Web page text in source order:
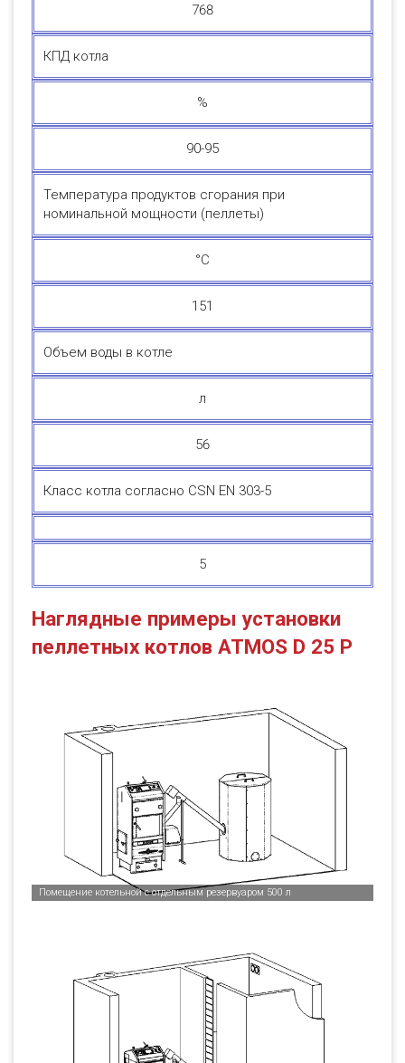
768
КПД котла
%
90-95
Температура продуктов сгорания при
номинальной мощности (пеллеты)
°C
151
Объем воды в котле
л
56
Класс котла согласно CSN EN 303-5
5
Наглядные примеры установки
пеллетных котлов ATMOS D 25 P